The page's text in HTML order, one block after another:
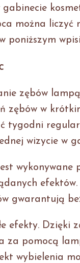
można liczyć
poniższym
zębów
zębów w
tygodni
wizycie w
wykonywane
gwarantują
efekty. Dzięki
za pomocą
wybielenia